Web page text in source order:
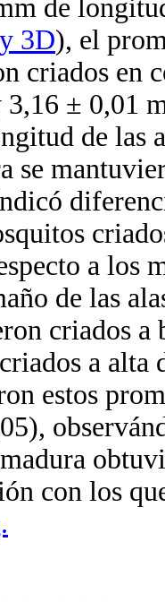
de
3D), el
criados en
± 0,01
de las
se
a los
de las
criados
a alta
estos
con los